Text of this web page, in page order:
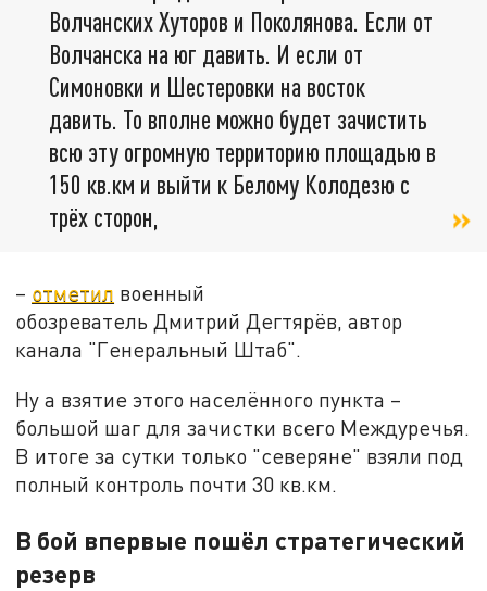
Волчанских Хуторов и Поколянова. Если от
Волчанска на юг давить. И если от
Симоновки и Шестеровки на восток
давить. То вполне можно будет зачистить
всю эту огромную территорию площадью в
150 кв.км и выйти к Белому Колодезю с
трёх сторон,
– отметил военный
обозреватель Дмитрий Дегтярёв, автор
канала "Генеральный Штаб".
Ну а взятие этого населённого пункта –
большой шаг для зачистки всего Междуречья.
В итоге за сутки только "северяне" взяли под
полный контроль почти 30 кв.км.
В бой впервые пошёл стратегический
резерв